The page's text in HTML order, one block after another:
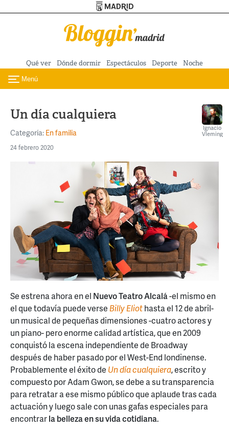
Pasar al contenido principal
Qué ver Dónde dormir Espectáculos Deporte Noche
Toggle navigation
Menú
Un día cualquiera
Categoría: En familia
24 febrero 2020
Ignacio
Vleming
Se estrena ahora en el Nuevo Teatro Alcalá-el mismo en
el que todavía puede verseBilly Eliothasta el 12 de abril-
un musical de pequeñas dimensiones -cuatro actores y
un piano- pero enorme calidad artística, que en 2009
conquistó la escena independiente de Broadway
después de haber pasado por el West-End londinense.
Probablemente el éxito de Un día cualquiera, escrito y
compuesto por Adam Gwon, se debe a su transparencia
para retratar a ese mismo público que aplaude tras cada
actuación y luego sale con unas gafas especiales para
encontrarla belleza en su vida cotidiana.